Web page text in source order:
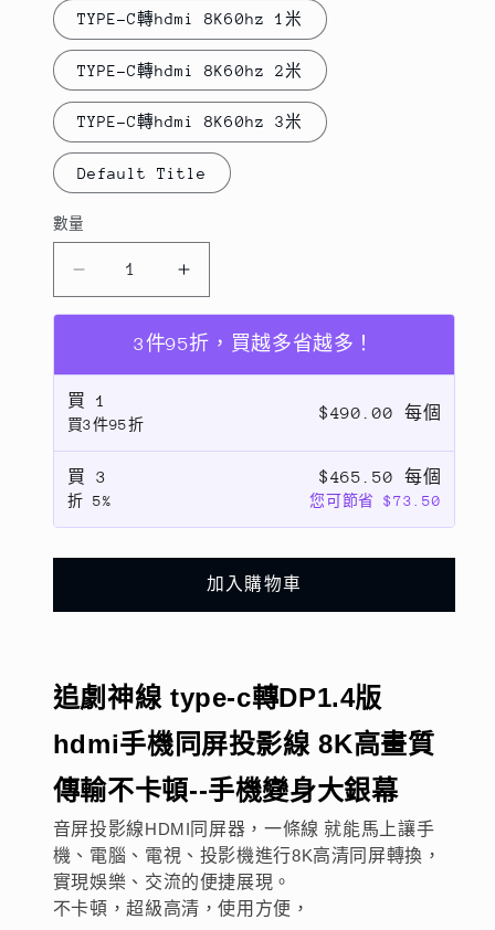
TYPE-C轉hdmi 8K60hz 1米
TYPE-C轉hdmi 8K60hz 2米
TYPE-C轉hdmi 8K60hz 3米
Default Title
數
數量
劇
線
type-
c
轉
DP1.4
版
hdmi
手
投
影
線
高
畫
質
傳
輸
劇
神
線
轉
hdmi
手
影
線
8K
高
畫
質
傳
輸
3件95折，買越多省越多！
買 1
買3件95折
$490.00 每個
買 3
折 5%
$465.50 每個
您可節省 $73.50
加入購物車
追劇神線 type-c轉DP1.4版
hdmi手機同屏投影線 8K高畫質
傳輸不卡頓--手機變身大銀幕
音屏投影線HDMI 同屏器，一條線 就能馬上讓手
機、電腦、電視、投影機進行8K高清同屏轉換，
實現娛樂、交流的便捷展現。
不卡頓，超級高清，使用方便，